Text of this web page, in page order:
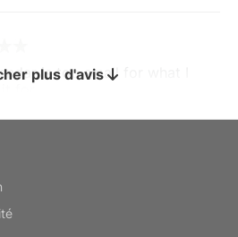
is too small for what I
it for
plus d'avis